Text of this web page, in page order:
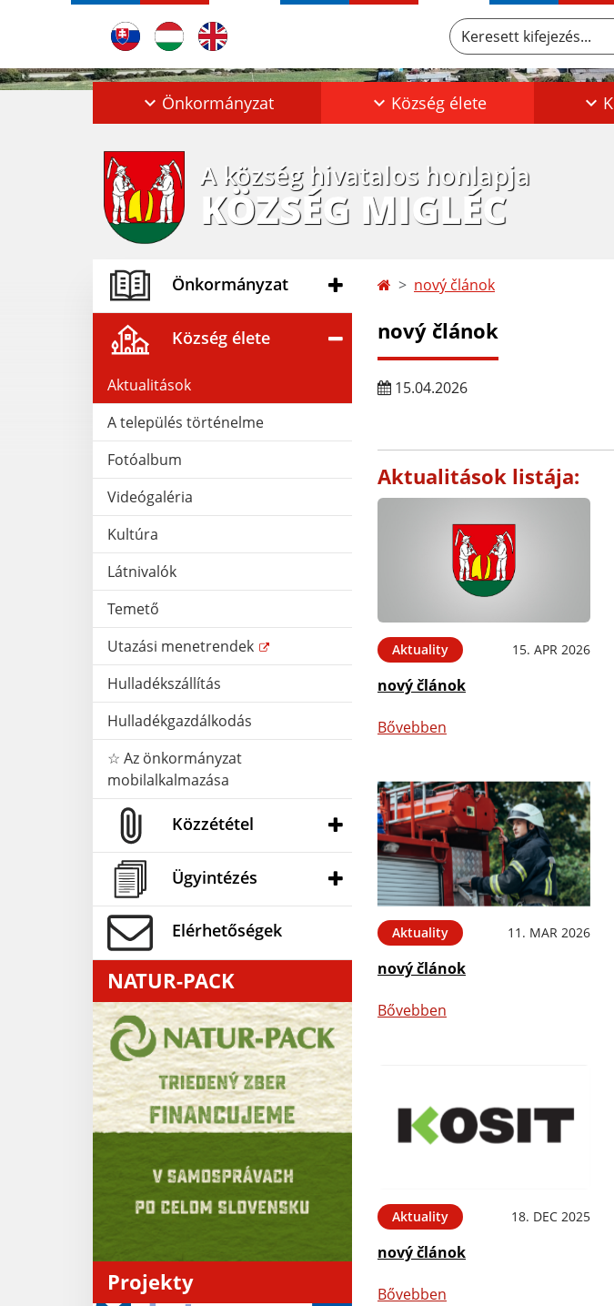
Keresett kifejezés...
Önkormányzat Község élete
A község hivatalos honlapja
KÖZSÉG MIGLÉC
Önkormányzat
Község élete
Aktualitások
A település történelme
Fotóalbum
Videógaléria
Kultúra
Látnivalók
Temető
Utazási menetrendek
Hulladékszállítás
Hulladékgazdálkodás
☆ Az önkormányzat
mobilalkalmazása
Közzététel
Ügyintézés
Elérhetőségek
NATUR-PACK
Projekty
nový článok
nový článok
15.04.2026
Aktualitások listája:
Aktuality 15. APR 2026
nový článok
Bővebben
Aktuality 11. MAR 2026
nový článok
Bővebben
Aktuality 18. DEC 2025
nový článok
Bővebben